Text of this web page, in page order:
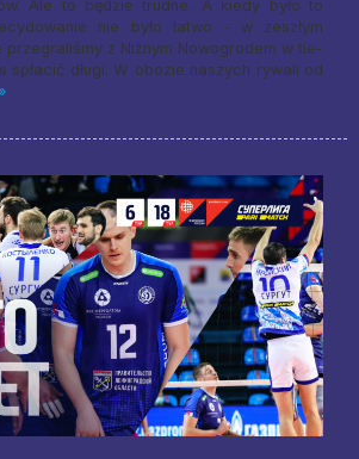
Ale to będzie trudne. A kiedy było to
nie było łatwo - w zeszłym
przegraliśmy z Niżnym Nowogrodem w tie-
spłacić długi. W obozie naszych rywali od